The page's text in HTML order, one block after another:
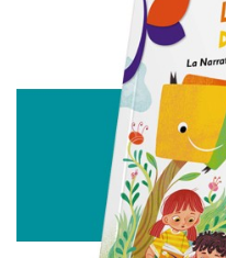
annunci, per fornire
analizzare il nostro
informazioni sul modo in
nostri partner che si
pubblicità e social media,
con altre informazioni
raccolto dal suo utilizzo